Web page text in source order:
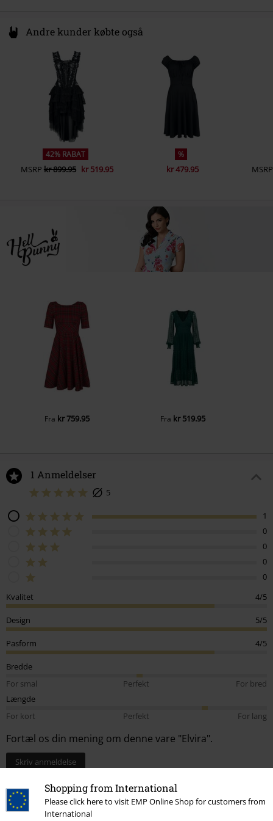
Shopping from International
Please click here to visit EMP Online Shop for customers from
International
Andre kunder købte også
42% RABAT
MSRP kr 899.95 kr 519.95
%
kr 479.95 MSRP
Fra kr 759.95 Fra kr 519.95
1 Anmeldelser
5
1
0
0
0
0
Kvalitet
4/5
Design 5/5
Pasform 4/5
Bredde
For smal
Perfekt
For bred
Længde
For kort
Perfekt For lang
Fortæl os din mening om denne vare "Elvira".
Skriv anmeldelse
How do reviews work?
Sortér efter
Dato Hjælpsom